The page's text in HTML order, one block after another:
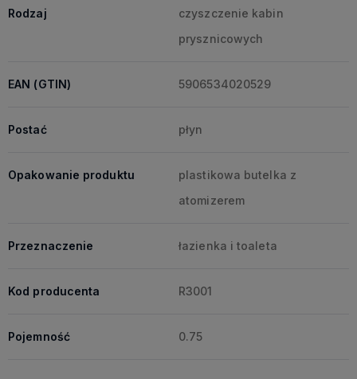
Rodzaj
czyszczenie kabin
prysznicowych
EAN (GTIN) 5906534020529
Postać płyn
Opakowanie produktu
plastikowa butelka z
atomizerem
Przeznaczenie łazienka i toaleta
Kod producenta R3001
Pojemność 0.75